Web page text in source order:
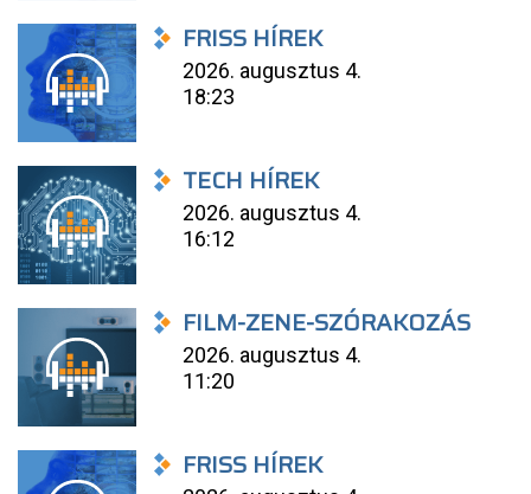
FRISS HÍREK
2026. augusztus 4.
18:23
TECH HÍREK
2026. augusztus 4.
16:12
FILM-ZENE-SZÓRAKOZÁS
2026. augusztus 4.
11:20
FRISS HÍREK